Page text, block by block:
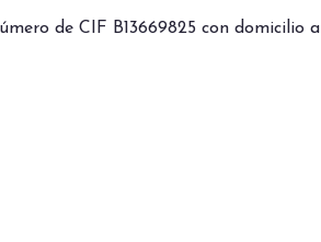
de CIF B13669825 con domicilio a